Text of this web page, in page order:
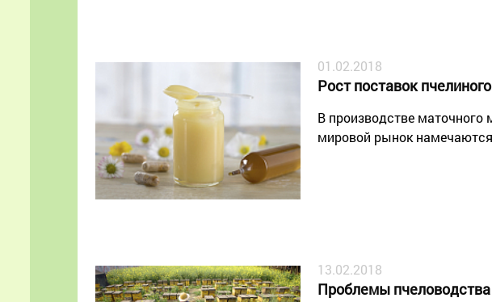
01.02.2018
Рост поставок
В производстве маточного
мировой рынок
13.02.2018
Проблемы